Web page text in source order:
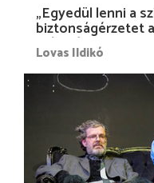
„Egyedül lenni a
biztonságérzetet
más nélkül is
Lovas Ildikó